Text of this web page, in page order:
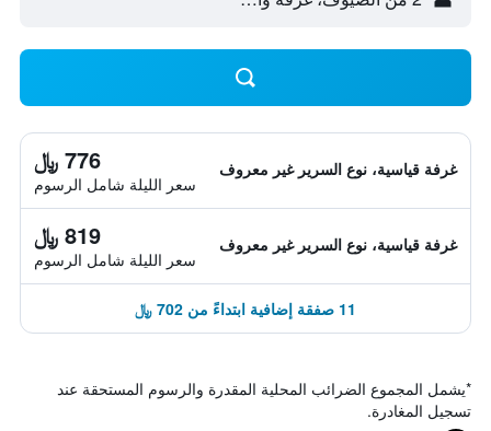
غرفة قياسية، نوع السرير غير معروف 776 ﷼
سعر الليلة شامل الرسوم
غرفة قياسية، نوع السرير غير معروف 819 ﷼
سعر الليلة شامل الرسوم
11 صفقة إضافية ابتداءً من 702 ﷼
*يشمل المجموع الضرائب المحلية المقدرة والرسوم المستحقة عند
تسجيل المغادرة.